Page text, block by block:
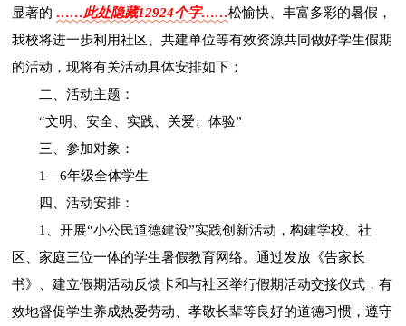
显著的……此处隐藏12924个字……松愉快、丰富多彩的暑假，
我校将进一步利用社区、共建单位等有效资源共同做好学生假期
的活动，现将有关活动具体安排如下：
二、活动主题：
“文明、安全、实践、关爱、体验”
三、参加对象：
1—6年级全体学生
四、活动安排：
1、开展“小公民道德建设”实践创新活动，构建学校、社
区、家庭三位一体的学生暑假教育网络。通过发放《告家长
书》、建立假期活动反馈卡和与社区举行假期活动交接仪式，有
效地督促学生养成热爱劳动、孝敬长辈等良好的道德习惯，遵守